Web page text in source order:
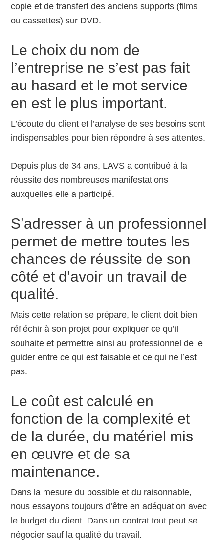
copie et de transfert des anciens supports (films
ou cassettes) sur DVD.
Le choix du nom de
l’entreprise ne s’est pas fait
au hasard et le mot service
en est le plus important.
L’écoute du client et l’analyse de ses besoins sont
indispensables pour bien répondre à ses attentes.
Depuis plus de 34 ans, LAVS a contribué à la
réussite des nombreuses manifestations
auxquelles elle a participé.
S’adresser à un professionnel
permet de mettre toutes les
chances de réussite de son
côté et d’avoir un travail de
qualité.
Mais cette relation se prépare, le client doit bien
réfléchir à son projet pour expliquer ce qu’il
souhaite et permettre ainsi au professionnel de le
guider entre ce qui est faisable et ce qui ne l’est
pas.
Le coût est calculé en
fonction de la complexité et
de la durée, du matériel mis
en œuvre et de sa
maintenance.
Dans la mesure du possible et du raisonnable,
nous essayons toujours d’être en adéquation avec
le budget du client. Dans un contrat tout peut se
négocier sauf la qualité du travail.